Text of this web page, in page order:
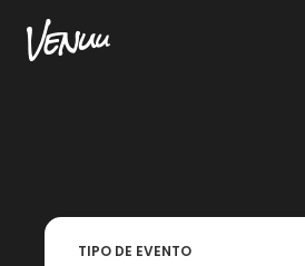
TIPO DE EVENTO